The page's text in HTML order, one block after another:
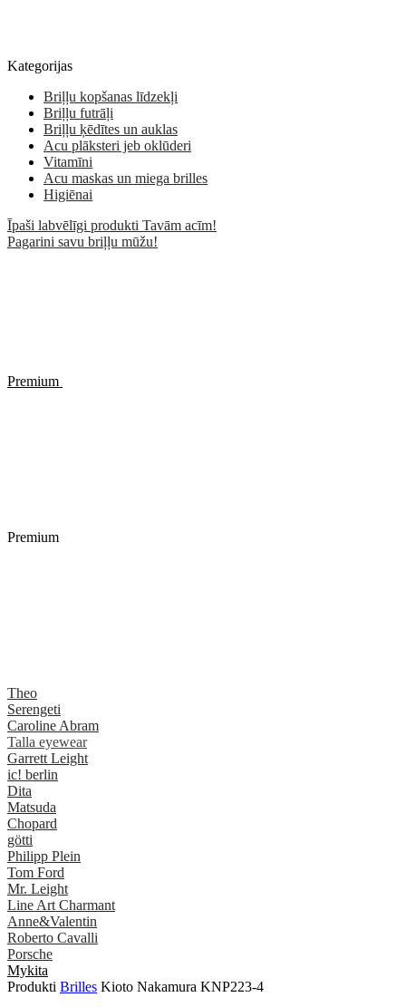
Kategorijas
Briļļu kopšanas līdzekļi
Briļļu futrāļi
Briļļu ķēdītes un auklas
Acu plāksteri jeb oklūderi
Vitamīni
Acu maskas un miega brilles
Higiēnai
Īpaši labvēlīgi produkti Tavām acīm!
Pagarini savu briļļu mūžu!
Premium
Premium
Theo
Serengeti
Caroline Abram
Talla eyewear
Garrett Leight
ic! berlin
Dita
Matsuda
Chopard
götti
Philipp Plein
Tom Ford
Mr. Leight
Line Art Charmant
Anne&Valentin
Roberto Cavalli
Porsche
Mykita
Produkti Brilles Kioto Nakamura KNP223-4